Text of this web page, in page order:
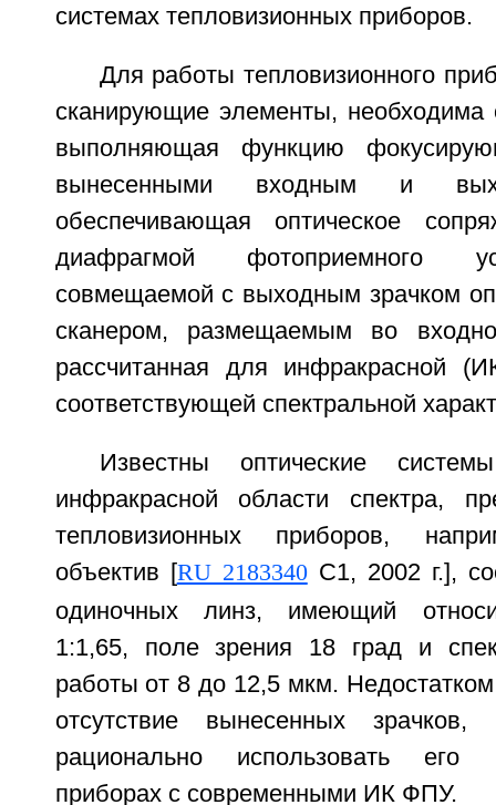
системах тепловизионных приборов.
Для работы тепловизионного
сканирующие элементы, необходима
выполняющая функцию
вынесенными входным и
обеспечивающая оптическое
диафрагмой фотоприемного
совмещаемой с выходным зрачком
сканером, размещаемым во
рассчитанная для инфракрасной
соответствующей спектральной
Известны оптические
инфракрасной области спектра,
тепловизионных приборов,
объектив [RU 2183340С1, 2002 г.],
одиночных линз, имеющий
1:1,65, поле зрения 18 град и
работы от 8 до 12,5 мкм.
отсутствие вынесенных
рационально использовать его
приборах с современными ИК ФПУ.